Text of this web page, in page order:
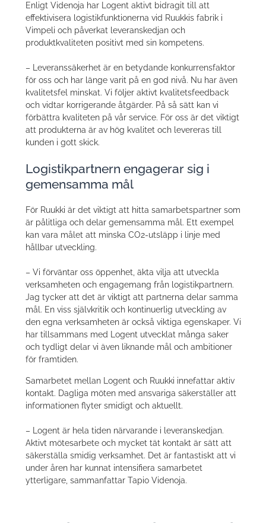
Enligt Videnoja har Logent aktivt bidragit till att
effektivisera logistikfunktionerna vid Ruukkis fabrik i
Vimpeli och påverkat leveranskedjan och
produktkvaliteten positivt med sin kompetens.
– Leveranssäkerhet är en betydande konkurrensfaktor
för oss och har länge varit på en god nivå. Nu har även
kvalitetsfel minskat. Vi följer aktivt kvalitetsfeedback
och vidtar korrigerande åtgärder. På så sätt kan vi
förbättra kvaliteten på vår service. För oss är det viktigt
att produkterna är av hög kvalitet och levereras till
kunden i gott skick.
Logistikpartnern engagerar sig i
gemensamma mål
För Ruukki är det viktigt att hitta samarbetspartner som
är pålitliga och delar gemensamma mål. Ett exempel
kan vara målet att minska CO2-utsläpp i linje med
hållbar utveckling.
– Vi förväntar oss öppenhet, äkta vilja att utveckla
verksamheten och engagemang från logistikpartnern.
Jag tycker att det är viktigt att partnerna delar samma
mål. En viss självkritik och kontinuerlig utveckling av
den egna verksamheten är också viktiga egenskaper. Vi
har tillsammans med Logent utvecklat många saker
och tydligt delar vi även liknande mål och ambitioner
för framtiden.
Samarbetet mellan Logent och Ruukki innefattar aktiv
kontakt. Dagliga möten med ansvariga säkerställer att
informationen flyter smidigt och aktuellt.
– Logent är hela tiden närvarande i leveranskedjan.
Aktivt mötesarbete och mycket tät kontakt är sätt att
säkerställa smidig verksamhet. Det är fantastiskt att vi
under åren har kunnat intensifiera samarbetet
ytterligare, sammanfattar Tapio Videnoja.